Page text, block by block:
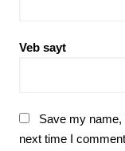
Veb sayt
Save my name,
next time I